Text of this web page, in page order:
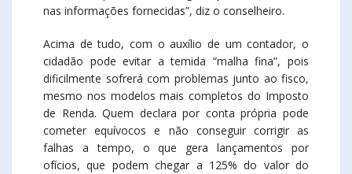
nas informações fornecidas”, diz o conselheiro.
Acima de tudo, com o auxílio de um contador, o
cidadão pode evitar a temida “malha fina”, pois
dificilmente sofrerá com problemas junto ao fisco,
mesmo nos modelos mais completos do Imposto
de Renda. Quem declara por conta própria pode
cometer equívocos e não conseguir corrigir as
falhas a tempo, o que gera lançamentos por
ofícios, que podem chegar a 125% do valor do